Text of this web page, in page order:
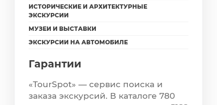
ИСТОРИЧЕСКИЕ И АРХИТЕКТУРНЫЕ
ЭКСКУРСИИ
МУЗЕИ И ВЫСТАВКИ
ЭКСКУРСИИ НА АВТОМОБИЛЕ
Гарантии
«TourSpot» — сервис поиска и
заказа экскурсий. В каталоге 780